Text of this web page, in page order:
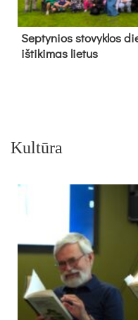
Sep­ty­nios sto­vyk­los
iš­ti­ki­mas lie­tus
Kultūra